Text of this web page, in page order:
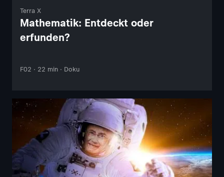
Terra X
Mathematik: Entdeckt oder
erfunden?
F02 · 22 min · Doku